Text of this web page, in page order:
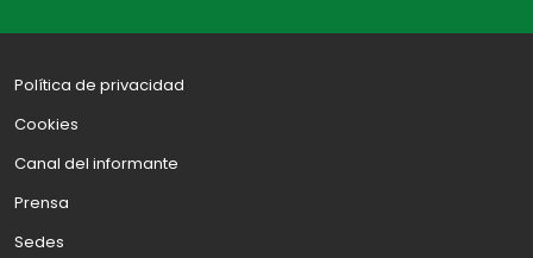
Política de privacidad
Cookies
Canal del informante
Prensa
Sedes